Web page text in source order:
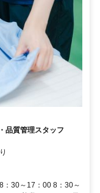
品質管理スタッフ
：30～17：00 8：30～